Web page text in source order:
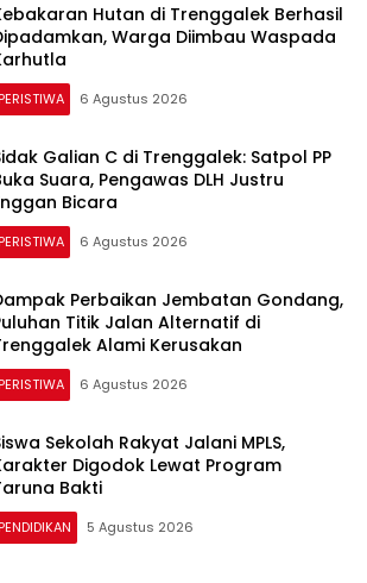
Hutan di Trenggalek Berhasil
Warga Diimbau Waspada
PERISTIWA 6 Agustus 2026
Galian C di Trenggalek: Satpol PP
Suara, Pengawas DLH Justru
Bicara
PERISTIWA 6 Agustus 2026
Perbaikan Jembatan Gondang,
Titik Jalan Alternatif di
Alami Kerusakan
PERISTIWA 6 Agustus 2026
Sekolah Rakyat Jalani MPLS,
Digodok Lewat Program
Bakti
PENDIDIKAN 5 Agustus 2026